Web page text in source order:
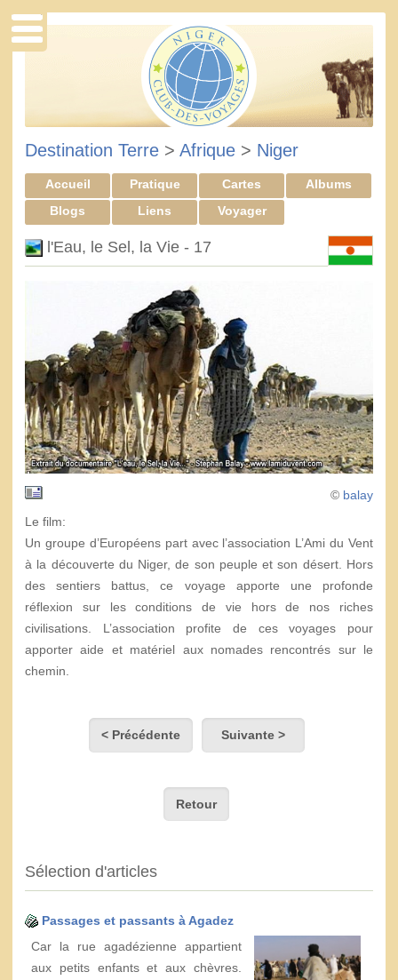
Destination Terre > Afrique > Niger
Accueil Pratique Cartes
Albums
Blogs
Liens Voyager
l'Eau, le Sel, la Vie - 17
© balay
Le film:
Un groupe d’Européens part avec l’association L’Ami du Vent
à la découverte du Niger, de son peuple et son désert. Hors
des sentiers battus, ce voyage apporte une profonde
réflexion sur les conditions de vie hors de nos riches
civilisations. L’association profite de ces voyages pour
apporter aide et matériel aux nomades rencontrés sur le
chemin.
< Précédente Suivante >
Retour
Sélection d'articles
Passages et passants à Agadez
Car la rue agadézienne appartient
aux petits enfants et aux chèvres.